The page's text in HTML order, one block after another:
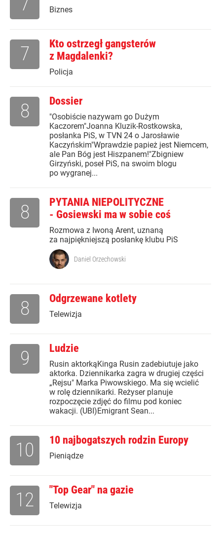
Biznes
Kto ostrzegł gangsterów
z Magdalenki?
Policja
7
Dossier
"Osobiście nazywam go Dużym
Kaczorem"Joanna Kluzik-Rostkowska,
posłanka PiS, w TVN 24 o Jarosławie
Kaczyńskim"Wprawdzie papież jest Niemcem,
ale Pan Bóg jest Hiszpanem!"Zbigniew
Girzyński, poseł PiS, na swoim blogu
po wygranej...
8
PYTANIA NIEPOLITYCZNE
- Gosiewski ma w sobie coś
Rozmowa z Iwoną Arent, uznaną
za najpiękniejszą posłankę klubu PiS
8
Daniel Orzechowski
Odgrzewane kotlety
Telewizja
8
Ludzie
Rusin aktorkąKinga Rusin zadebiutuje jako
aktorka. Dziennikarka zagra w drugiej części
„Rejsu" Marka Piwowskiego. Ma się wcielić
w rolę dziennikarki. Reżyser planuje
rozpoczęcie zdjęć do filmu pod koniec
wakacji. (UBI)Emigrant Sean...
9
10 najbogatszych rodzin Europy
Pieniądze
10
"Top Gear" na gazie
Telewizja
12